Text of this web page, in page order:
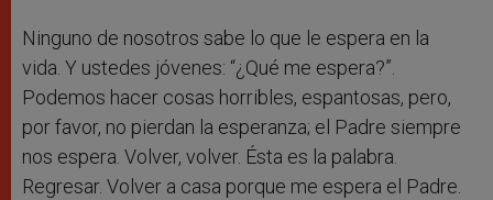
Ninguno de nosotros sabe lo que le espera en la
vida. Y ustedes jóvenes: “¿Qué me espera?”.
Podemos hacer cosas horribles, espantosas, pero,
por favor, no pierdan la esperanza; el Padre siempre
nos espera. Volver, volver. Ésta es la palabra.
Regresar. Volver a casa porque me espera el Padre.